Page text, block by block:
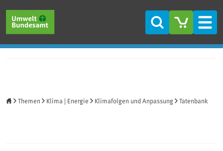
Suche
Themen Klima | Energie Klimafolgen und Anpassung Tatenbank